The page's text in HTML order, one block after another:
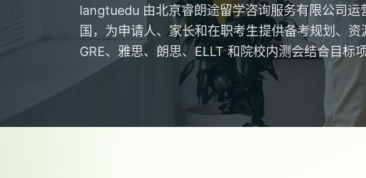
langtuedu 由北京睿朗途留学咨询服务有限公司运
国，为申请人、家长和在职考生提供备考规划、资
GRE、雅思、朗思、ELLT 和院校内测会结合目标